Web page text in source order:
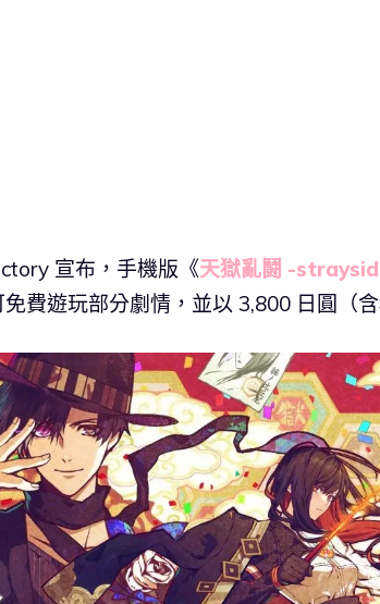
宣布，手機版《天獄亂鬪 -
費遊玩部分劇情，並以 3,800 日圓（